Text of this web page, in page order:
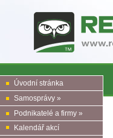
Úvodní stránka
Samosprávy »
Podnikatelé a firmy »
Kalendář akcí